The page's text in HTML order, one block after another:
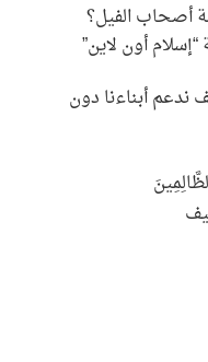
أصحاب الفيل؟
أون لاين”
ندعم أبناءنا دون